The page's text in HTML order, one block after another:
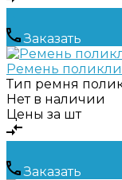
Заказать
Ремень
Тип ремня
Нет в наличии
Цены за шт
Заказать